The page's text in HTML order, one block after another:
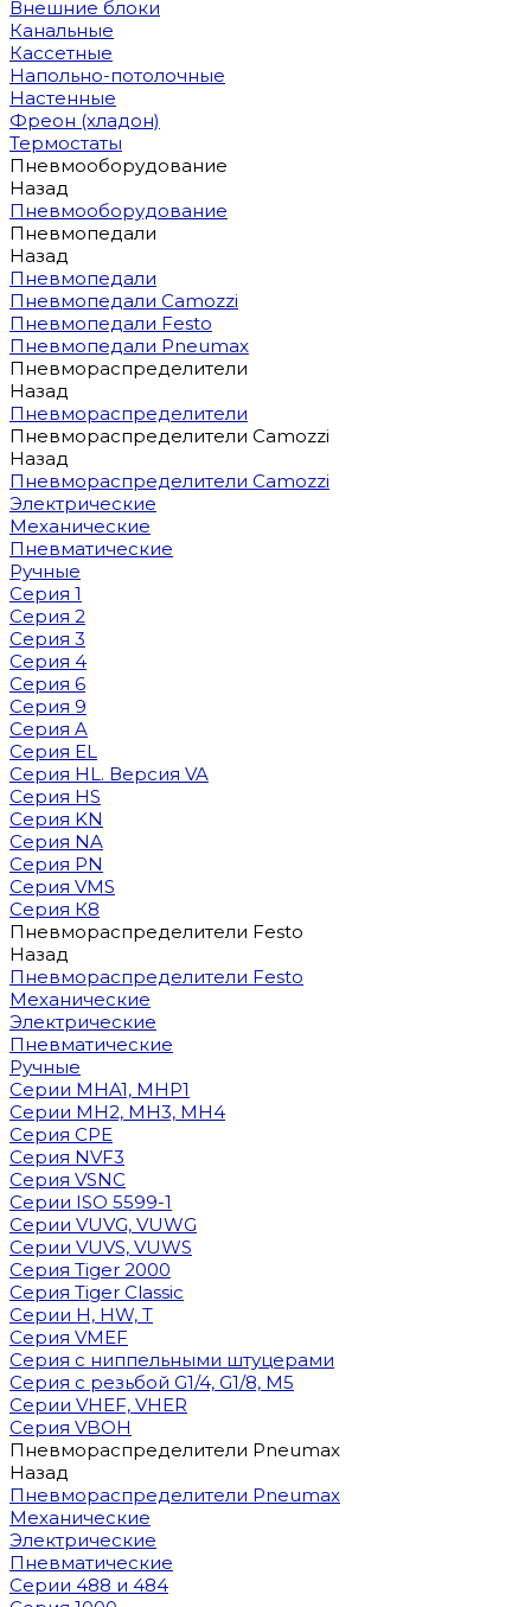
Внешние блоки
Канальные
Кассетные
Напольно-потолочные
Настенные
Фреон (хладон)
Термостаты
Пневмооборудование
Назад
Пневмооборудование
Пневмопедали
Назад
Пневмопедали
Пневмопедали Camozzi
Пневмопедали Festo
Пневмопедали Pneumax
Пневмораспределители
Назад
Пневмораспределители
Пневмораспределители Camozzi
Назад
Пневмораспределители Camozzi
Электрические
Механические
Пневматические
Ручные
Серия 1
Серия 2
Серия 3
Серия 4
Серия 6
Серия 9
Серия A
Серия EL
Серия HL. Версия VA
Серия HS
Серия KN
Серия NA
Серия PN
Серия VMS
Серия К8
Пневмораспределители Festo
Назад
Пневмораспределители Festo
Механические
Электрические
Пневматические
Ручные
Cерии MHA1, MHP1
Cерии MH2, MH3, MH4
Cерия CPE
Серия NVF3
Серия VSNC
Серии ISO 5599-1
Серии VUVG, VUWG
Серии VUVS, VUWS
Серия Tiger 2000
Серия Tiger Classic
Серии H, HW, T
Серия VMEF
Серия с ниппельными штуцерами
Серия с резьбой G1/4, G1/8, М5
Серии VHEF, VHER
Серия VBOH
Пневмораспределители Pneumax
Назад
Пневмораспределители Pneumax
Механические
Электрические
Пневматические
Серии 488 и 484